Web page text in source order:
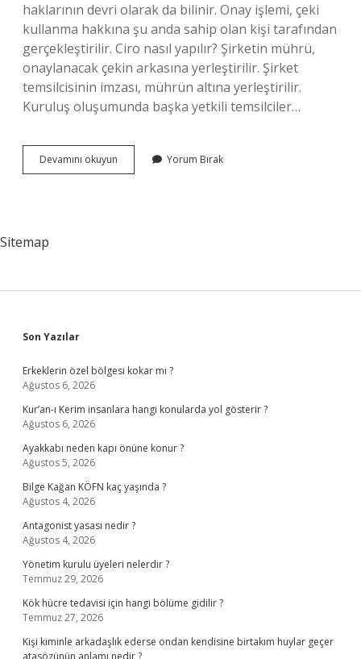
haklarının devri olarak da bilinir. Onay işlemi, çeki
kullanma hakkına şu anda sahip olan kişi tarafından
gerçekleştirilir. Ciro nasıl yapılır? Şirketin mührü,
onaylanacak çekin arkasına yerleştirilir. Şirket
temsilcisinin imzası, mührün altına yerleştirilir.
Kuruluş oluşumunda başka yetkili temsilciler…
Devamını okuyun
Ciroyu
Yorum Bırak
Sitemap
Sidebar
Son Yazılar
Erkeklerin özel bölgesi kokar mı ?
Ağustos 6, 2026
Kur’an-ı Kerim insanlara hangi konularda yol gösterir ?
Ağustos 6, 2026
Ayakkabı neden kapı önüne konur ?
Ağustos 5, 2026
Bilge Kağan KÖFN kaç yaşında ?
Ağustos 4, 2026
Antagonist yasası nedir ?
Ağustos 4, 2026
Yönetim kurulu üyeleri nelerdir ?
Temmuz 29, 2026
Kök hücre tedavisi için hangi bölüme gidilir ?
Temmuz 27, 2026
Kişi kiminle arkadaşlık ederse ondan kendisine birtakım huylar geçer
atasözünün anlamı nedir ?